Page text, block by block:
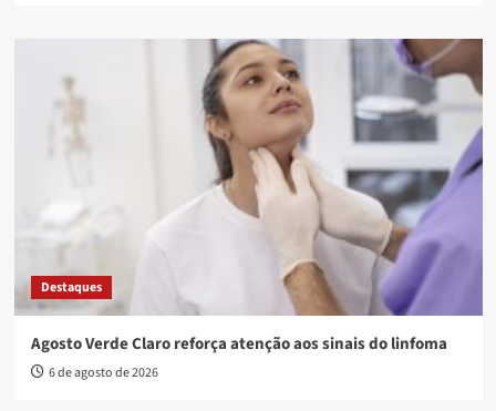
Destaques
Agosto Verde Claro reforça atenção aos sinais do linfoma
6 de agosto de 2026